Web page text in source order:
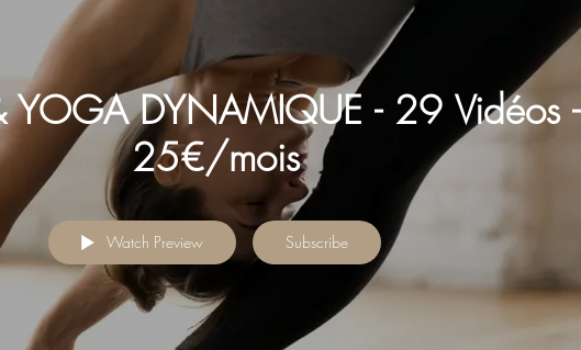
YOGA DYNAMIQUE - 29 Vidéos -
25€/mois
Watch Preview Subscribe